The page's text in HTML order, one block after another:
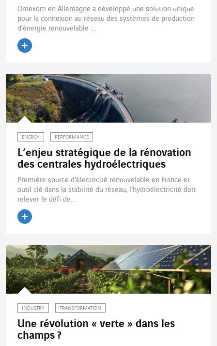
Omexom en Allemagne a développé une solution unique
pour la connexion au réseau des systèmes de production
d’énergie renouvelable :...
ENERGY PERFORMANCE
L’enjeu stratégique de la rénovation
des centrales hydroélectriques
Première source d’électricité renouvelable en France et
outil clé dans la stabilité du réseau, l’hydroélectricité doit
relever le défi de...
INDUSTRY TRANSFORMATION
Une révolution « verte » dans les
champs ?